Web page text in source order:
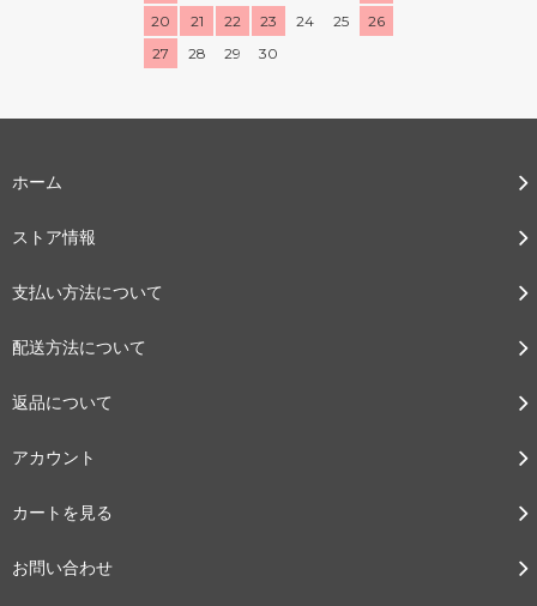
20
21 22 23 24 25
26
27
28 29 30
ホーム
ストア情報
支払い方法について
配送方法について
返品について
アカウント
カートを見る
お問い合わせ